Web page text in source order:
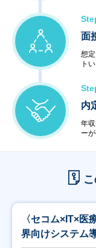
面
想
ト
内
年
ーが
〈セコム×IT×医
界向けシステム